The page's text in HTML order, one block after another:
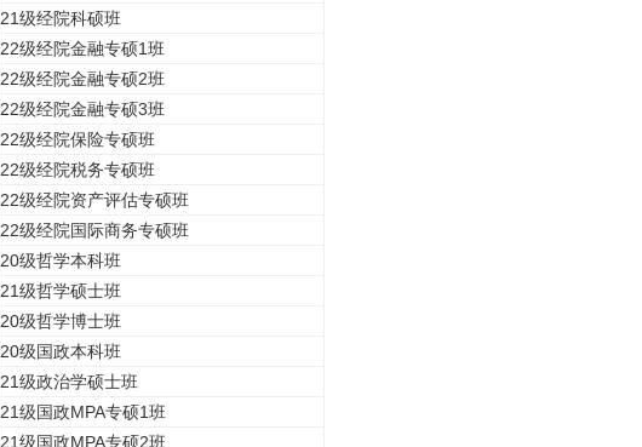
21级经院科硕班
22级经院金融专硕1班
22级经院金融专硕2班
22级经院金融专硕3班
22级经院保险专硕班
22级经院税务专硕班
22级经院资产评估专硕班
22级经院国际商务专硕班
20级哲学本科班
21级哲学硕士班
20级哲学博士班
20级国政本科班
21级政治学硕士班
21级国政MPA专硕1班
21级国政MPA专硕2班